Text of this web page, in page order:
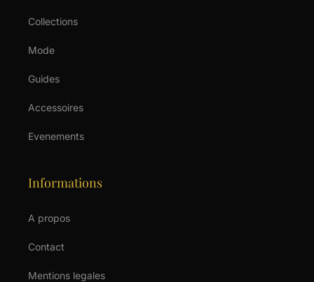
Collections
Mode
Guides
Accessoires
Evenements
Informations
A propos
Contact
Mentions legales